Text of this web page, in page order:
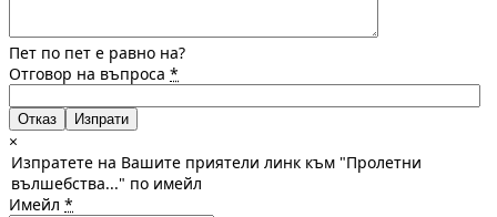
Пет по пет е равно на?
Отговор на въпроса *
Отказ
×
Изпратете на Вашите приятели линк към "Пролетни
вълшебства..." по имейл
Имейл *